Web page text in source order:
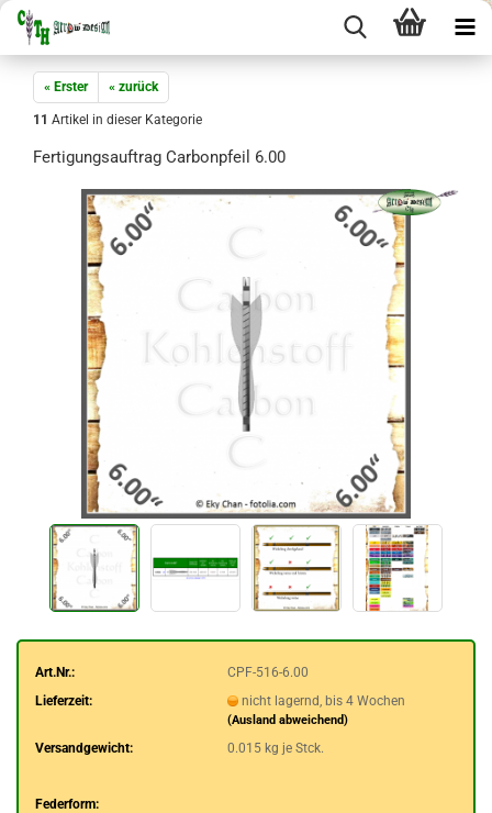
« Erster « zurück
11 Artikel in dieser Kategorie
Fertigungsauftrag Carbonpfeil 6.00
Art.Nr.:
CPF-516-6.00
Lieferzeit:
nicht lagernd, bis 4 Wochen
(Ausland abweichend)
Versandgewicht: 0.015 kg je Stck.
Federform: